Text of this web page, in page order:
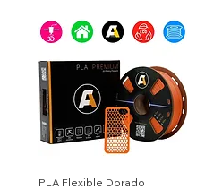
PLA Flexible Dorado